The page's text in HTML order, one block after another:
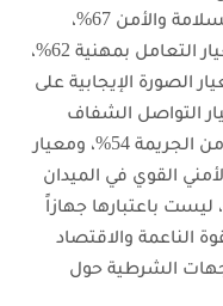
الالتزام والنزاهة 60%، ومعيار ضمان السلامة والأمن 67%،
ومعيار الأخلاق والسلوكيات 59%، ومعيار التعامل بمهنية 62%،
بفاعلية 64%، ومعيار الصورة الإيجابية على
57%، ومعيار التواصل الشفاف
والفعال 51%، ومعيار الابتكار في الحد من الجريمة 54%، ومعيار
الحضور الأمني القوي في الميدان
ليست باعتبارها جهازاً
الناعمة والاقتصاد
الشرطية حول